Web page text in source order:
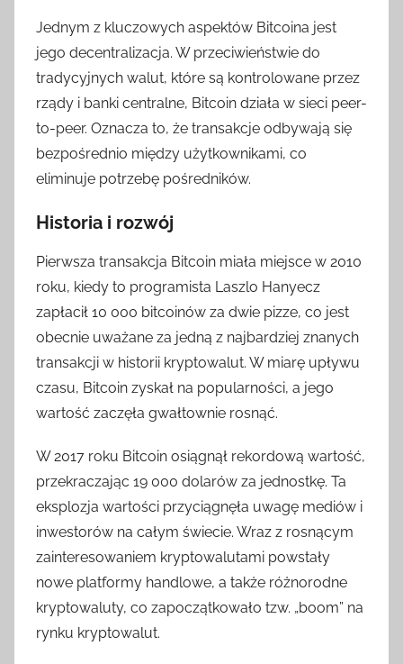
Jednym z kluczowych aspektów Bitcoina jest
jego decentralizacja. W przeciwieństwie do
tradycyjnych walut, które są kontrolowane przez
rządy i banki centralne, Bitcoin działa w sieci peer-
to-peer. Oznacza to, że transakcje odbywają się
bezpośrednio między użytkownikami, co
eliminuje potrzebę pośredników.
Historia i rozwój
Pierwsza transakcja Bitcoin miała miejsce w 2010
roku, kiedy to programista Laszlo Hanyecz
zapłacił 10 000 bitcoinów za dwie pizze, co jest
obecnie uważane za jedną z najbardziej znanych
transakcji w historii kryptowalut. W miarę upływu
czasu, Bitcoin zyskał na popularności, a jego
wartość zaczęła gwałtownie rosnąć.
W 2017 roku Bitcoin osiągnął rekordową wartość,
przekraczając 19 000 dolarów za jednostkę. Ta
eksplozja wartości przyciągnęła uwagę mediów i
inwestorów na całym świecie. Wraz z rosnącym
zainteresowaniem kryptowalutami powstały
nowe platformy handlowe, a także różnorodne
kryptowaluty, co zapoczątkowało tzw. „boom” na
rynku kryptowalut.